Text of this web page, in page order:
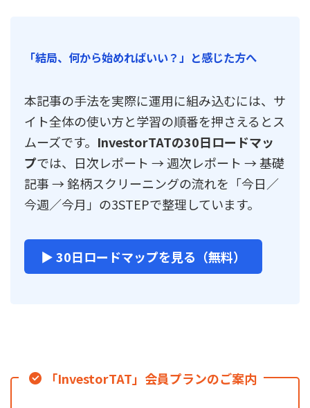
「結局、何から始めればいい？」と感じた方へ
本記事の手法を実際に運用に組み込むには、サ
イト全体の使い方と学習の順番を押さえるとス
ムーズです。 InvestorTATの30日ロードマッ
プでは、日次レポート → 週次レポート → 基礎
記事 → 銘柄スクリーニングの流れを「今日／
今週／今月」の3STEPで整理しています。
▶ 30日ロードマップを見る（無料）
「InvestorTAT」会員プランのご案内